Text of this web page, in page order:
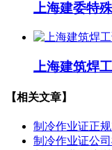
上海建委特
上海建筑焊
【相关文章】
制冷作业证正
制冷作业证公